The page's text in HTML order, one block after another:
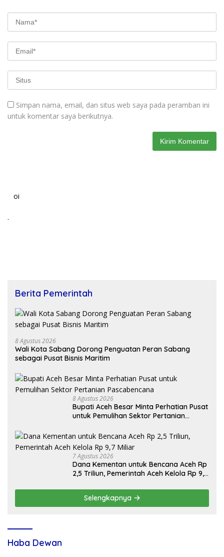
Simpan nama, email, dan situs web saya pada peramban ini
untuk komentar saya berikutnya.
oi
.
Berita Pemerintah
8 Agustus 2026
Wali Kota Sabang Dorong Penguatan Peran Sabang
sebagai Pusat Bisnis Maritim
8 Agustus 2026
Bupati Aceh Besar Minta Perhatian Pusat
untuk Pemulihan Sektor Pertanian
7 Agustus 2026
Dana Kementan untuk Bencana Aceh Rp
2,5 Triliun, Pemerintah Aceh Kelola Rp 9,7
Selengkapnya
Haba Dewan